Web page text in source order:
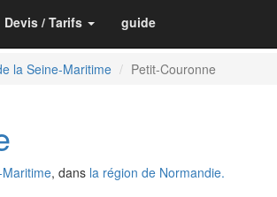
Devis / Tarifs guide
la Seine-Maritime Petit-Couronne
, dans la région de Normandie.